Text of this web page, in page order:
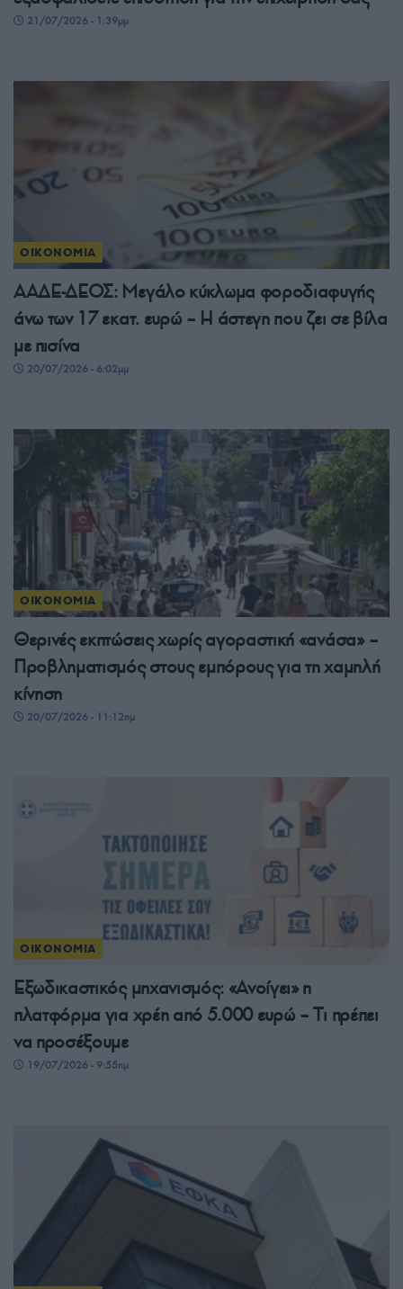
21/07/2026 - 1:39μμ
ΟΙΚΟΝΟΜΙΑ
ΑΑΔΕ-ΔΕΟΣ: Μεγάλο κύκλωμα φοροδιαφυγής
άνω των 17 εκατ. ευρώ – Η άστεγη που ζει σε βίλα
με πισίνα
20/07/2026 - 6:02μμ
ΟΙΚΟΝΟΜΙΑ
Θερινές εκπτώσεις χωρίς αγοραστική «ανάσα» –
Προβληματισμός στους εμπόρους για τη χαμηλή
κίνηση
20/07/2026 - 11:12πμ
ΟΙΚΟΝΟΜΙΑ
Εξωδικαστικός μηχανισμός: «Ανοίγει» η
πλατφόρμα για χρέη από 5.000 ευρώ – Tι πρέπει
να προσέξουμε
19/07/2026 - 9:55πμ